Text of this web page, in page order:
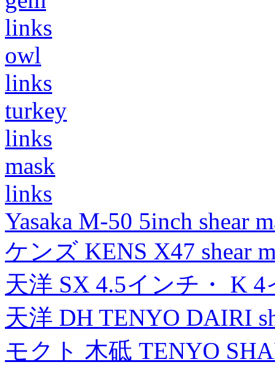
links
owl
links
turkey
links
mask
links
Yasaka M-50 5inch shear
ケンズ KENS X47 shear
天洋 SX 4.5インチ・ K
天洋 DH TENYO DAIRI
モクト 木砥 TENYO